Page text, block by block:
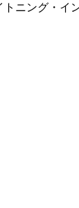
ニング・イ